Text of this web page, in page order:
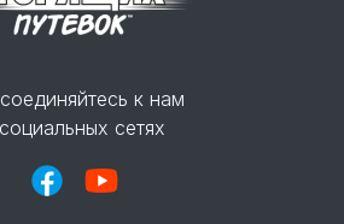
к нам
сетях